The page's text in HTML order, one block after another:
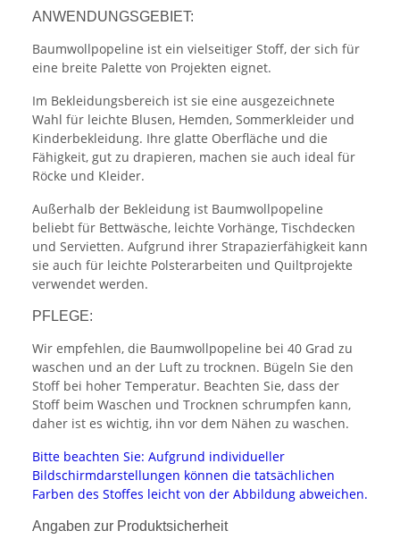
ANWENDUNGSGEBIET:
Baumwollpopeline ist ein vielseitiger Stoff, der sich für
eine breite Palette von Projekten eignet.
Im Bekleidungsbereich ist sie eine ausgezeichnete
Wahl für leichte Blusen, Hemden, Sommerkleider und
Kinderbekleidung. Ihre glatte Oberfläche und die
Fähigkeit, gut zu drapieren, machen sie auch ideal für
Röcke und Kleider.
Außerhalb der Bekleidung ist Baumwollpopeline
beliebt für Bettwäsche, leichte Vorhänge, Tischdecken
und Servietten. Aufgrund ihrer Strapazierfähigkeit kann
sie auch für leichte Polsterarbeiten und Quiltprojekte
verwendet werden.
PFLEGE:
Wir empfehlen, die Baumwollpopeline bei 40 Grad zu
waschen und an der Luft zu trocknen. Bügeln Sie den
Stoff bei hoher Temperatur. Beachten Sie, dass der
Stoff beim Waschen und Trocknen schrumpfen kann,
daher ist es wichtig, ihn vor dem Nähen zu waschen.
Bitte beachten Sie: Aufgrund individueller
Bildschirmdarstellungen können die tatsächlichen
Farben des Stoffes leicht von der Abbildung abweichen.
Angaben zur Produktsicherheit